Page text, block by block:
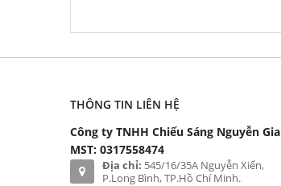
THÔNG TIN LIÊN HỆ
Công ty TNHH Chiếu Sáng Nguyễn Gia
MST: 0317558474
Địa chỉ: 545/16/35A Nguyễn Xiển,
P.Long Bình, TP.Hồ Chí Minh.